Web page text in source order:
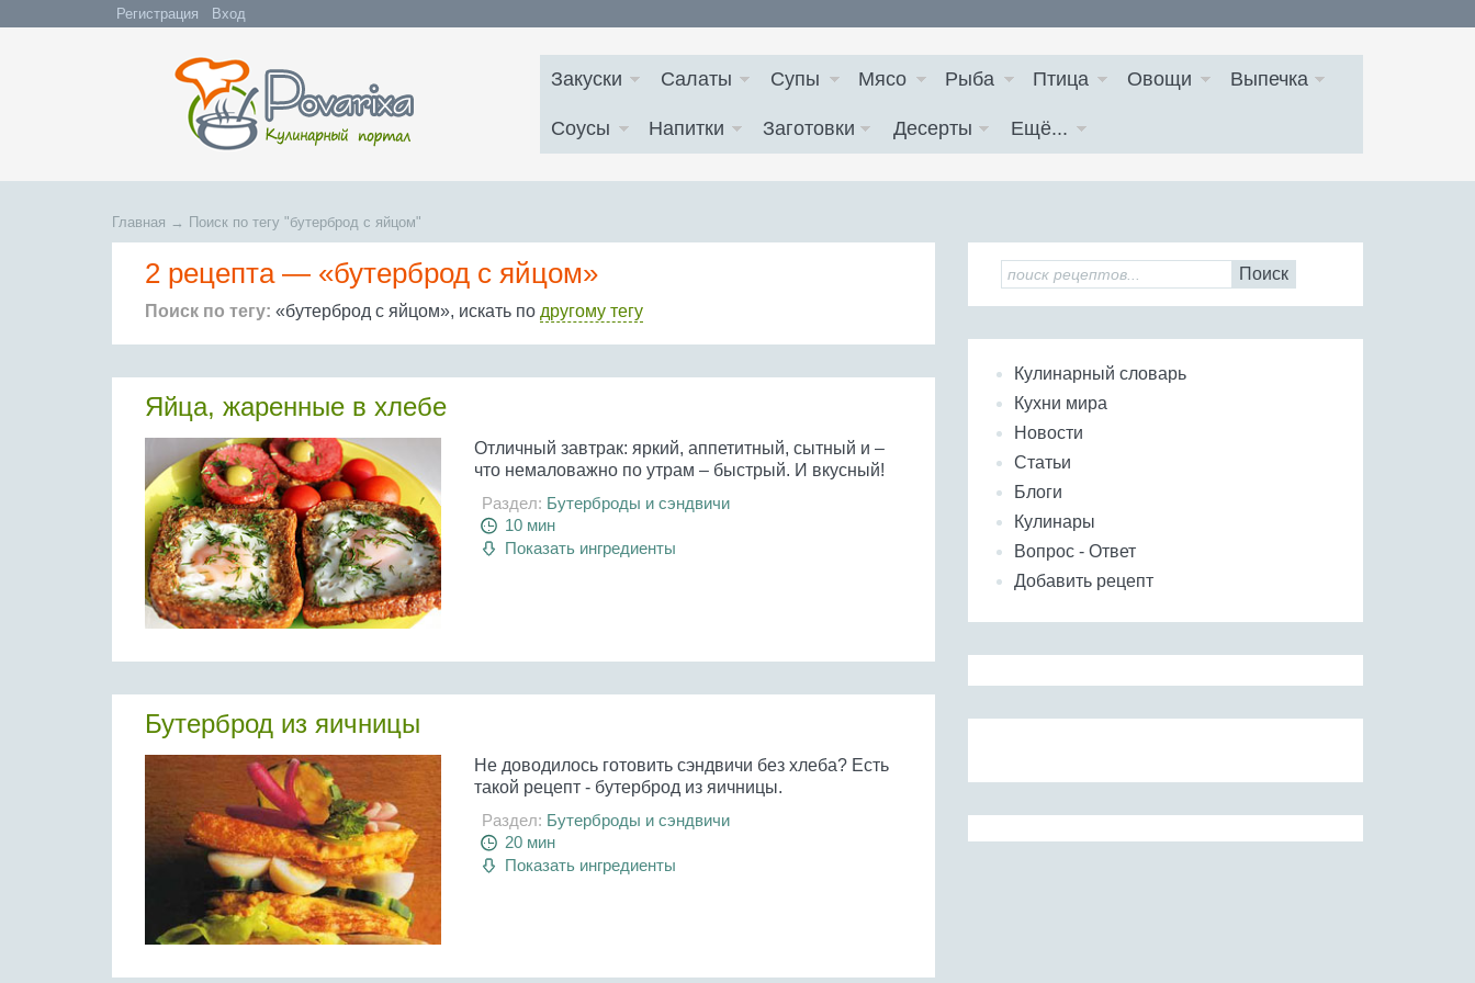
Регистрация Вход
Закуски Салаты Супы Мясо Рыба Птица Овощи Выпечка
Соусы Напитки Заготовки Десерты Ещё...
Главная → Поиск по тегу "бутерброд с яйцом"
2 рецепта — «бутерброд с яйцом»
Поиск по тегу: «бутерброд с яйцом», искать по другому тегу
Яйца, жаренные в хлебе
Отличный завтрак: яркий, аппетитный, сытный и –
что немаловажно по утрам – быстрый. И вкусный!
Раздел: Бутерброды и сэндвичи
10 мин
Показать ингредиенты
Бутерброд из яичницы
Не доводилось готовить сэндвичи без хлеба? Есть
такой рецепт - бутерброд из яичницы.
Раздел: Бутерброды и сэндвичи
20 мин
Показать ингредиенты
Поиск
Кулинарный словарь
Кухни мира
Новости
Статьи
Блоги
Кулинары
Вопрос - Ответ
Добавить рецепт